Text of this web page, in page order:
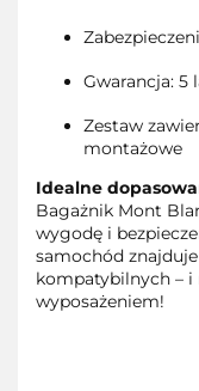
Gwarancja: 5
Zestaw
montażowe
Idealne
Bagażnik Mont
wygodę i
samochód
kompatybilnych – i
wyposażeniem!